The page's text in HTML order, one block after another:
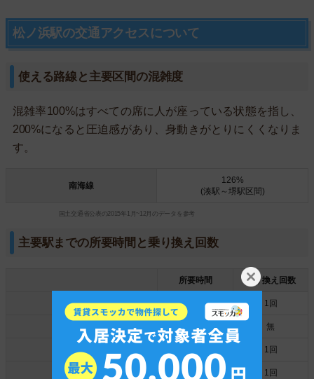
松ノ浜駅の交通アクセスについて
使える路線と主要区間の混雑度
混雑率100%はすべての席に人が座っている状態を指し、
200%になると圧迫感があり、身動きがとりにくくなりま
す。
南海線
126%
(湊駅～堺駅区間)
国土交通省公表の2015年1月~12月のデータを参考
主要駅までの所要時間と乗り換え回数
所要時間 乗り換え回数
大阪駅・梅田駅 約51分 1回
なんば駅 約41分 無
天王寺駅 1回
京橋駅 約55分 1回